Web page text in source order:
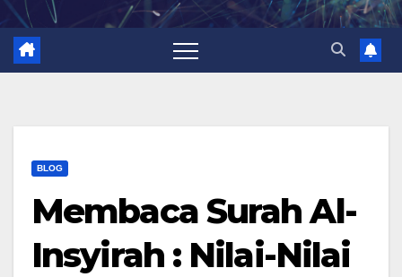
BLOG
Membaca Surah Al-
Insyirah : Nilai-Nilai